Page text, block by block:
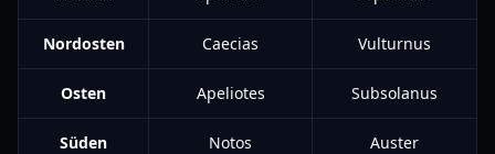
Nordosten Caecias Vulturnus
Osten Apeliotes Subsolanus
Süden Notos Auster